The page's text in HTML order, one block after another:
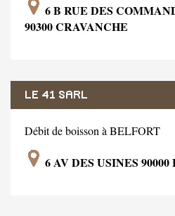
6 B RUE DES
90300 CRAVANCHE
LE 41 SARL
Débit de boisson à BELFORT
6 AV DES USINES